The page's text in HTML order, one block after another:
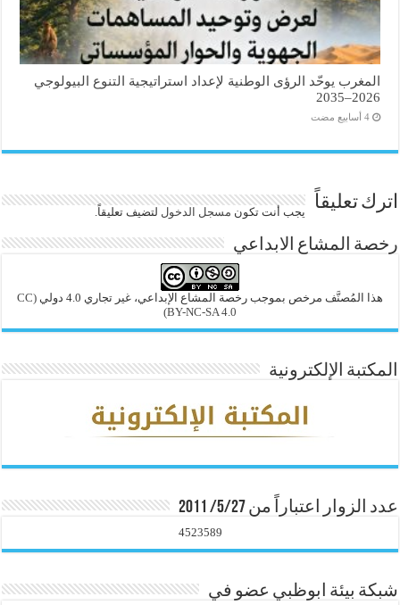
المغرب يوحّد الرؤى الوطنية لإعداد استراتيجية التنوع البيولوجي
2026–2035
‏4 أسابيع مضت
اترك تعليقاً يجب أنت تكون مسجل الدخول لتضيف تعليقاً.
رخصة المشاع الابداعي
هذا المُصنَّف مرخص بموجب رخصة المشاع الإبداعي، غير تجاري 4.0 دولي
(CC
BY-NC-SA 4.0)
المكتبة الإلكترونية
عدد الزوار اعتباراً من 5/27/ 2011
4523589
شبكة بيئة ابوظبي عضو في